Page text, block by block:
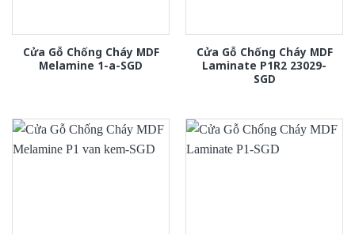
Cửa Gỗ Chống Cháy MDF
Melamine 1-a-SGD
Cửa Gỗ Chống Cháy MDF
Laminate P1R2 23029-
SGD